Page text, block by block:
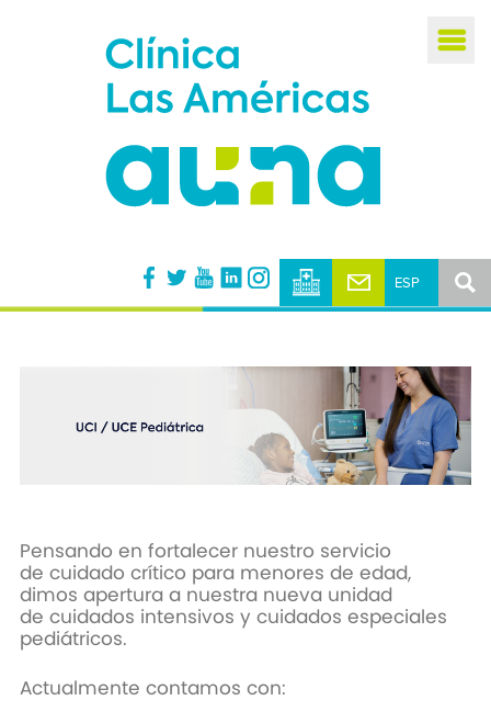
Pensando en fortalecer nuestro servicio
de cuidado crítico para menores de edad,
dimos apertura a nuestra nueva unidad
de cuidados intensivos y cuidados especiales
pediátricos.
Actualmente contamos con: